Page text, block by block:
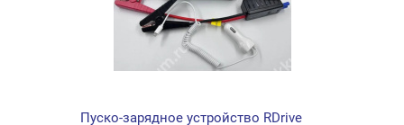
Пуско-зарядное устройство RDrive